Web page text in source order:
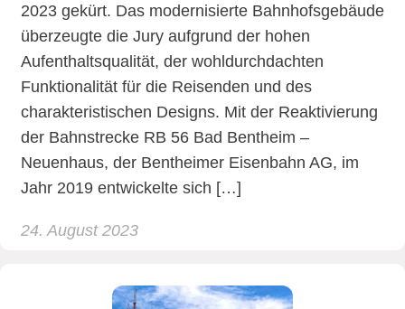
2023 gekürt. Das modernisierte Bahnhofsgebäude
überzeugte die Jury aufgrund der hohen
Aufenthaltsqualität, der wohldurchdachten
Funktionalität für die Reisenden und des
charakteristischen Designs. Mit der Reaktivierung
der Bahnstrecke RB 56 Bad Bentheim –
Neuenhaus, der Bentheimer Eisenbahn AG, im
Jahr 2019 entwickelte sich […]
24. August 2023